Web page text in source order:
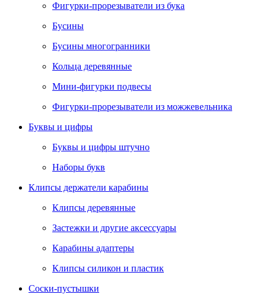
Фигурки-прорезыватели из бука
Бусины
Бусины многогранники
Кольца деревянные
Мини-фигурки подвесы
Фигурки-прорезыватели из можжевельника
Буквы и цифры
Буквы и цифры штучно
Наборы букв
Клипсы держатели карабины
Клипсы деревянные
Застежки и другие аксессуары
Карабины адаптеры
Клипсы силикон и пластик
Соски-пустышки